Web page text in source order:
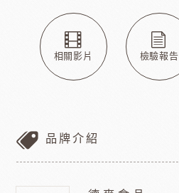
相關影片 檢驗報告
品牌介紹